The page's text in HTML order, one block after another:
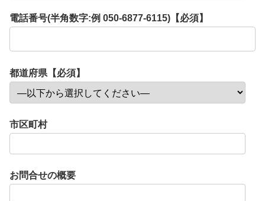
電話番号(半角数字:例 050-6877-6115)【必須】
都道府県【必須】
市区町村
お問合せの概要